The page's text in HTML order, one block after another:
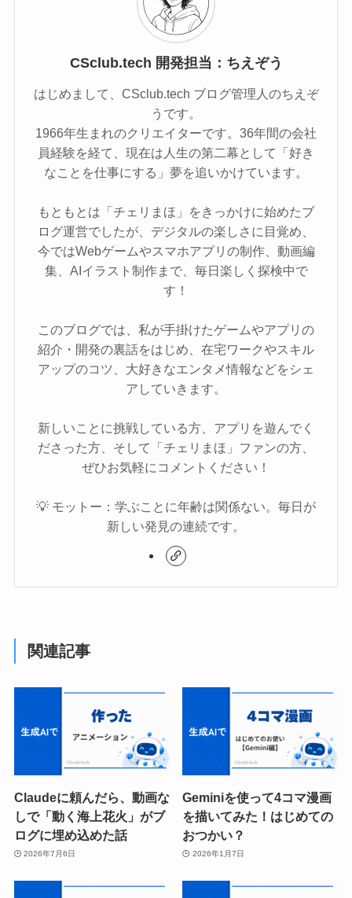
CSclub.tech 開発担当：ちえぞう
はじめまして、CSclub.tech ブログ管理人のちえぞ
うです。
1966年生まれのクリエイターです。36年間の会社
員経験を経て、現在は人生の第二幕として「好き
なことを仕事にする」夢を追いかけています。
もともとは「チェリまほ」をきっかけに始めたブ
ログ運営でしたが、デジタルの楽しさに目覚め、
今ではWebゲームやスマホアプリの制作、動画編
集、AIイラスト制作まで、毎日楽しく探検中で
す！
このブログでは、私が手掛けたゲームやアプリの
紹介・開発の裏話をはじめ、在宅ワークやスキル
アップのコツ、大好きなエンタメ情報などをシェ
アしていきます。
新しいことに挑戦している方、アプリを遊んでく
ださった方、そして「チェリまほ」ファンの方、
ぜひお気軽にコメントください！
💡 モットー：学ぶことに年齢は関係ない。毎日が
新しい発見の連続です。
関連記事
Claudeに頼んだら、動画な
しで「動く海上花火」がブ
ログに埋め込めた話
2026年7月6日
Geminiを使って4コマ漫画
を描いてみた！はじめての
おつかい？
2026年1月7日